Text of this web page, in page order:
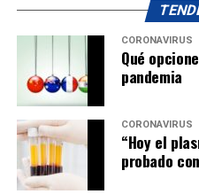
CORONAVIRUS
Qué
pandemia
CORONAVIRUS
“Hoy el
probado